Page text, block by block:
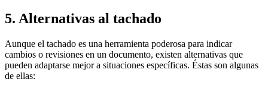
5. Alternativas al tachado
Aunque el tachado es una herramienta poderosa para indicar
cambios o revisiones en un documento, existen alternativas que
pueden adaptarse mejor a situaciones específicas. Éstas son algunas
de ellas: